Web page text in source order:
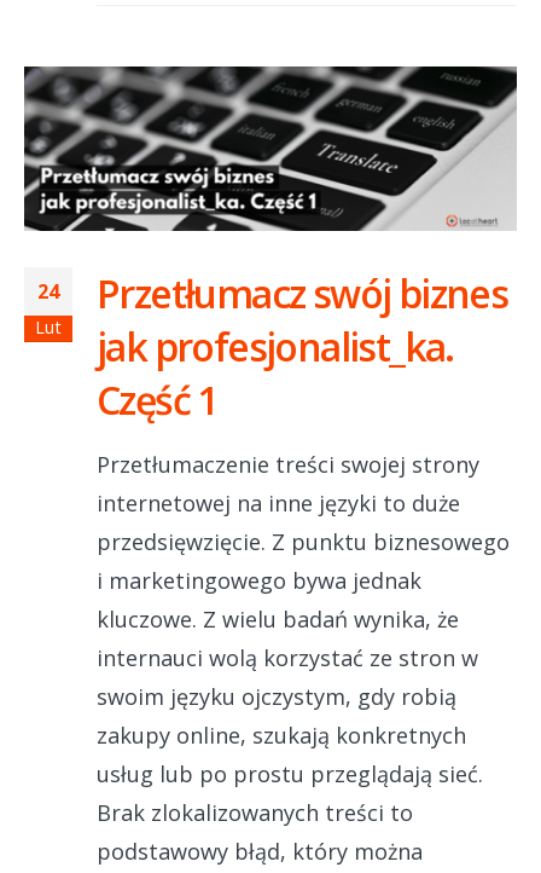
24
Lut
Przetłumacz swój biznes
jak profesjonalist_ka.
Część 1
Przetłumaczenie treści swojej strony
internetowej na inne języki to duże
przedsięwzięcie. Z punktu biznesowego
i marketingowego bywa jednak
kluczowe. Z wielu badań wynika, że
internauci wolą korzystać ze stron w
swoim języku ojczystym, gdy robią
zakupy online, szukają konkretnych
usług lub po prostu przeglądają sieć.
Brak zlokalizowanych treści to
podstawowy błąd, który można